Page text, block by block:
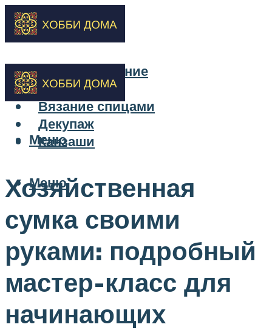
Бисероплетение
Вышивка
Вязание спицами
Декупаж
Канзаши
Меню
Меню
Хозяйственная
сумка своими
руками: подробный
мастер-класс для
начинающих